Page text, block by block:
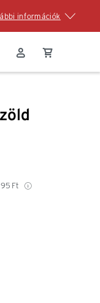
információk
Ft